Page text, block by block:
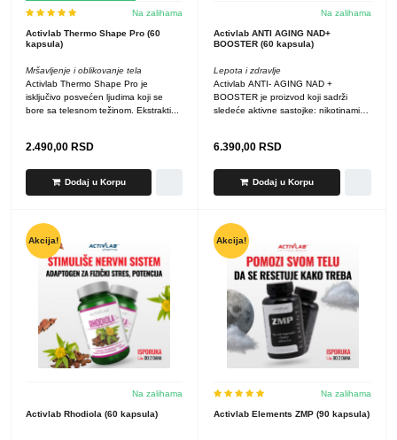
Na zalihama
Activlab Thermo Shape Pro (60
kapsula)
Mršavljenje i oblikovanje tela
Activlab Thermo Shape Pro je
isključivo posvećen ljudima koji se
bore sa telesnom težinom. Ekstrakti...
2.490,00 RSD
Dodaj u Korpu
Na zalihama
Activlab ANTI AGING NAD+
BOOSTER (60 kapsula)
Lepota i zdravlje
Activlab ANTI- AGING NAD +
BOOSTER je proizvod koji sadrži
sledeće aktivne sastojke: nikotinamid
6.390,00 RSD
Dodaj u Korpu
Akcija!
Na zalihama
Activlab Rhodiola (60 kapsula)
Akcija!
Na zalihama
Activlab Elements ZMP (90 kapsula)